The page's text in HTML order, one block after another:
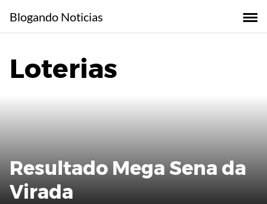
content
Blogando Noticias
Loterias
Resultado Mega Sena da
Virada